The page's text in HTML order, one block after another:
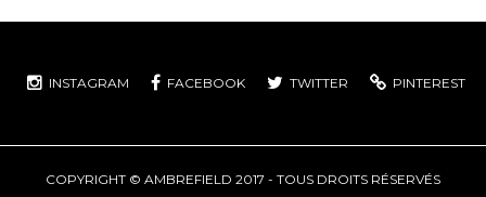
INSTAGRAM FACEBOOK TWITTER PINTEREST
COPYRIGHT © AMBREFIELD 2017 - TOUS DROITS RÉSERVÉS